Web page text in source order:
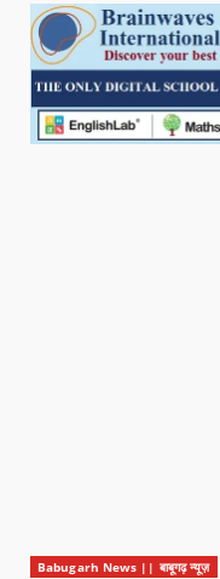
Babugarh News || बाबूगढ़ न्यूज़